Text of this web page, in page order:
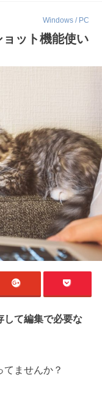
Windows / PC
ット機能使い
して編集で必要な
てませんか？